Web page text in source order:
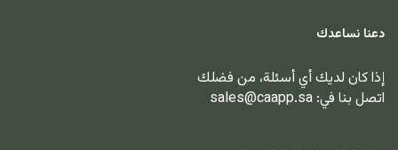
دعنا نساعدك
إذا كان لديك أي أسئلة، من فضلك
اتصل بنا في: sales@caapp.sa